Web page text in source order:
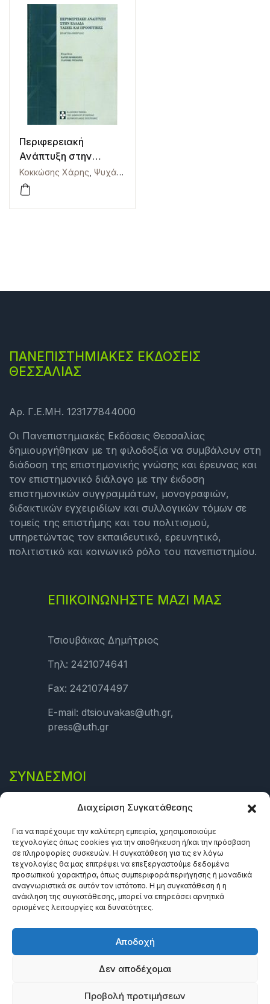
Διαχείριση Συγκατάθεσης
Για να παρέχουμε την καλύτερη εμπειρία, χρησιμοποιούμε
τεχνολογίες όπως cookies για την αποθήκευση ή/και την πρόσβαση
σε πληροφορίες συσκευών. Η συγκατάθεση για τις εν λόγω
τεχνολογίες θα μας επιτρέψει να επεξεργαστούμε δεδομένα
προσωπικού χαρακτήρα, όπως συμπεριφορά περιήγησης ή μοναδικά
αναγνωριστικά σε αυτόν τον ιστότοπο. Η μη συγκατάθεση ή η
ανάκληση της συγκατάθεσης, μπορεί να επηρεάσει αρνητικά
ορισμένες λειτουργίες και δυνατότητες.
Αποδοχή
Δεν αποδέχομαι
Προβολή προτιμήσεων
Περιφερειακή
Ανάπτυξη στην
Ελλάδα – Τάσεις και
Προοπτικές
Κοκκώσης Χάρης Ψυχάρης Ιωάννης
ΠΑΝΕΠΙΣΤΗΜΙΑΚΕΣ ΕΚΔΟΣΕΙΣ
ΘΕΣΣΑΛΙΑΣ
Αρ. Γ.Ε.ΜΗ. 123177844000
Οι Πανεπιστημιακές Εκδόσεις Θεσσαλίας
δημιουργήθηκαν με τη φιλοδοξία να συμβάλουν στη
διάδοση της επιστημονικής γνώσης και έρευνας και
τον επιστημονικό διάλογο με την έκδοση
επιστημονικών συγγραμμάτων, μονογραφιών,
διδακτικών εγχειριδίων και συλλογικών τόμων σε
τομείς της επιστήμης και του πολιτισμού,
υπηρετώντας τον εκπαιδευτικό, ερευνητικό,
πολιτιστικό και κοινωνικό ρόλο του πανεπιστημίου.
ΕΠΙΚΟΙΝΩΝΗΣΤΕ ΜΑΖΙ ΜΑΣ
Τσιουβάκας Δημήτριος
Τηλ: 2421074641
Fax: 2421074497
E-mail: dtsiouvakas@uth.gr,
press@uth.gr
ΣΎΝΔΕΣΜΟΙ
Πολιτική Cookies (ΕΕ)
reserved